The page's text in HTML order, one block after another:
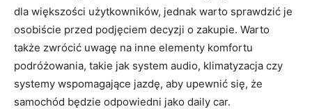
dla większości ⁤użytkowników, jednak warto sprawdzić je⁢
osobiście‌ przed podjęciem decyzji o zakupie. Warto
także zwrócić uwagę na inne elementy‍ komfortu
podróżowania, takie jak system audio, klimatyzacja czy
systemy wspomagające jazdę, aby upewnić się, że
samochód będzie odpowiedni jako daily car.